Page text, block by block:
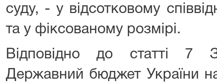
суду, - у відсотковому
та у фіксованому розмірі.
Відповідно до статті 7
Державний бюджет України